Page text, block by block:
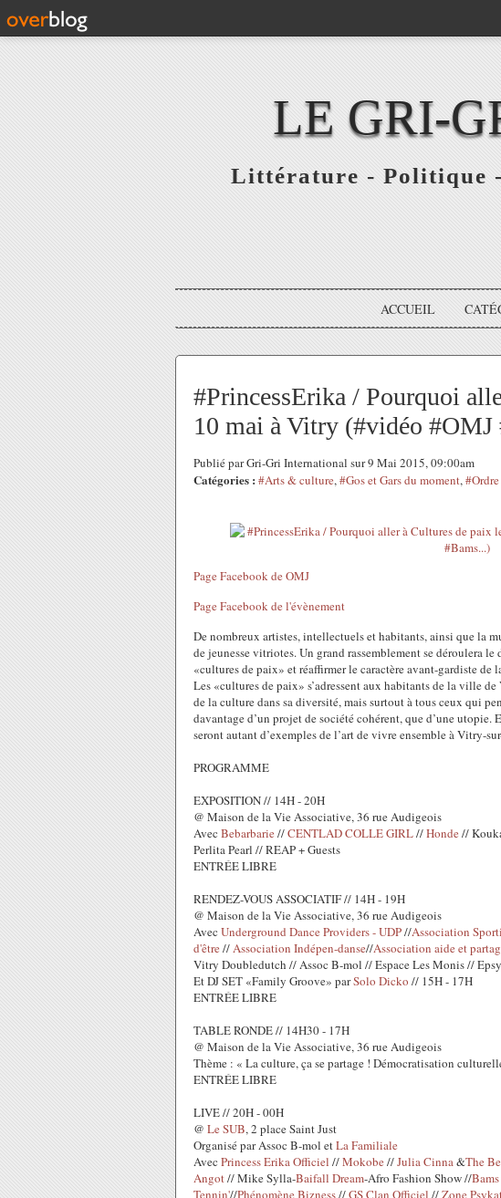
LE GRI-
Littérature - Politique
ACCUEIL
#PrincessErika / Pourquoi
10 mai à Vitry (#vidéo
Publié par Gri-Gri International sur 9 Mai 2015, 09:00am
Catégories : #Arts & culture,#Gos et Gars du moment,
Page Facebook de OMJ
Page Facebook de l'évènement
De nombreux artistes, intellectuels et habitants, ainsi que la
de jeunesse vitriotes. Un grand rassemblement se déroulera
«cultures de paix» et réaffirmer le caractère avant-gardiste de
Les «cultures de paix» s’adressent aux habitants de la ville
de la culture dans sa diversité, mais surtout à tous ceux qui
davantage d’un projet de société cohérent, que d’une
seront autant d’exemples de l’art de vivre ensemble à Vitry-
PROGRAMME
EXPOSITION // 14H - 20H
@ Maison de la Vie Associative, 36 rue Audigeois
Avec Bebarbarie//CENTLAD COLLE GIRL//Honde//
Perlita Pearl // REAP + Guests
ENTRÉE LIBRE
RENDEZ-VOUS ASSOCIATIF // 14H - 19H
@ Maison de la Vie Associative, 36 rue Audigeois
Avec Underground Dance Providers - UDP//Association
d'être//Association Indépen-danse//Association aide et
Vitry Doubledutch // Assoc B-mol // Espace Les Monis //
Et DJ SET «Family Groove» parSolo Dicko // 15H - 17H
ENTRÉE LIBRE
TABLE RONDE // 14H30 - 17H
@ Maison de la Vie Associative, 36 rue Audigeois
Thème : « La culture, ça se partage ! Démocratisation
ENTRÉE LIBRE
LIVE // 20H - 00H
@ Le SUB, 2 place Saint Just
Organisé par Assoc B-mol etLa Familiale
Avec Princess Erika Officiel //Mokobe//Julia Cinna&The
Angot// Mike Sylla-Baifall Dream-Afro Fashion Show //Bams
Tennin'//Phénomène Bizness//GS Clan Officiel //Zone